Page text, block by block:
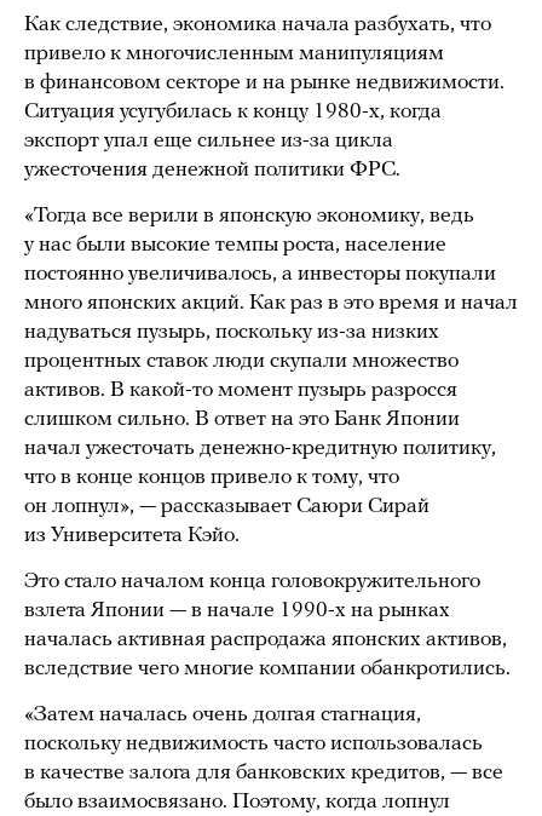
Как следствие, экономика начала разбухать, что
привело к многочисленным манипуляциям
в финансовом секторе и на рынке недвижимости.
Ситуация усугубилась к концу 1980-х, когда
экспорт упал еще сильнее из-за цикла
ужесточения денежной политики ФРС.
«Тогда все верили в японскую экономику, ведь
у нас были высокие темпы роста, население
постоянно увеличивалось, а инвесторы покупали
много японских акций. Как раз в это время и начал
надуваться пузырь, поскольку из-за низких
процентных ставок люди скупали множество
активов. В какой-то момент пузырь разросся
слишком сильно. В ответ на это Банк Японии
начал ужесточать денежно-кредитную политику,
что в конце концов привело к тому, что
он лопнул», — рассказывает Саюри Сирай
из Университета Кэйо.
Это стало началом конца головокружительного
взлета Японии — в начале 1990-х на рынках
началась активная распродажа японских активов,
вследствие чего многие компании обанкротились.
«Затем началась очень долгая стагнация,
поскольку недвижимость часто использовалась
в качестве залога для банковских кредитов, — все
было взаимосвязано. Поэтому, когда лопнул